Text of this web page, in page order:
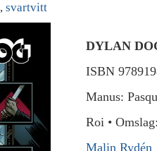
, svartvitt
DYLAN
ISBN
Manus:
Roi •
Malin Rydén